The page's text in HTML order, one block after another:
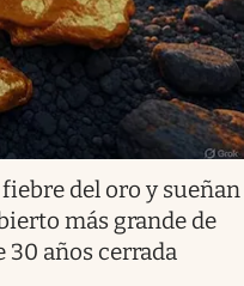
fiebre del oro y sueñan
más grande de
30 años cerrada